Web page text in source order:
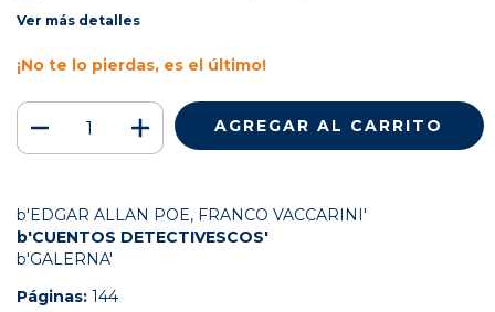
Ver más detalles
¡No te lo pierdas, es el último!
b'EDGAR ALLAN POE, FRANCO VACCARINI'
b'CUENTOS DETECTIVESCOS'
b'GALERNA'
Páginas: 144